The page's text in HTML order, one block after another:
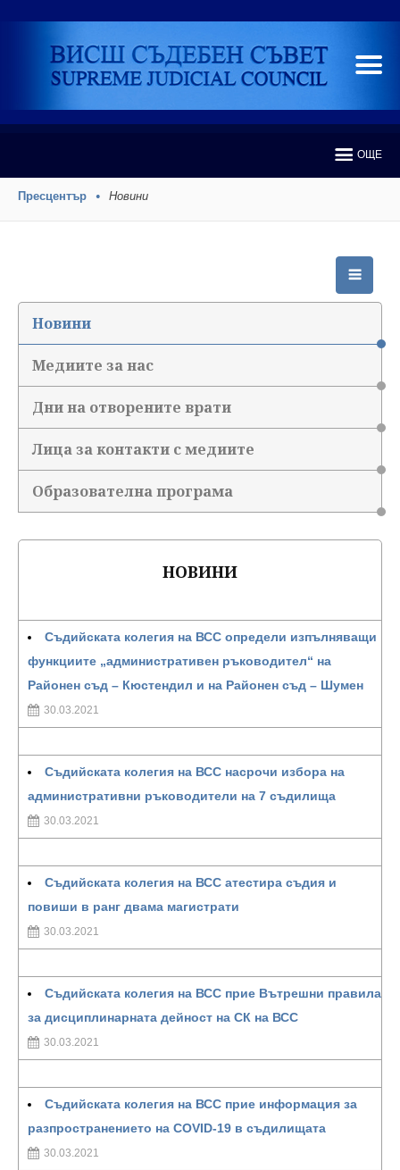
ОЩЕ
Пресцентър Новини
Новини
Медиите за нас
Дни на отворените врати
Лица за контакти с медиите
Образователна програма
НОВИНИ
Съдийската колегия на ВСС определи изпълняващи
функциите „административен ръководител“ на
Районен съд – Кюстендил и на Районен съд – Шумен
30.03.2021
Съдийската колегия на ВСС насрочи избора на
административни ръководители на 7 съдилища
30.03.2021
Съдийската колегия на ВСС атестира съдия и
повиши в ранг двама магистрати
30.03.2021
Съдийската колегия на ВСС прие Вътрешни правила
за дисциплинарната дейност на СК на ВСС
30.03.2021
Съдийската колегия на ВСС прие информация за
разпространението на COVID-19 в съдилищата
30.03.2021